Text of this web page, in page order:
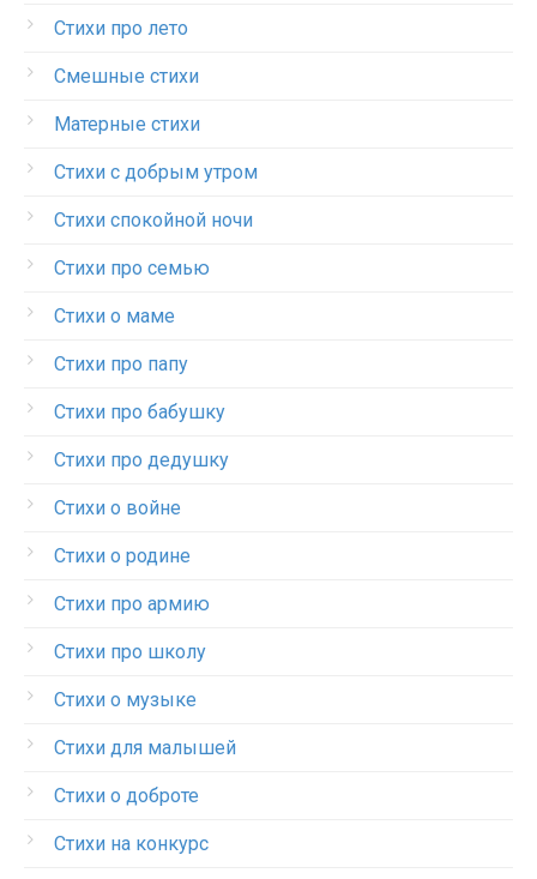
Стихи про лето
Смешные стихи
Матерные стихи
Стихи с добрым утром
Стихи спокойной ночи
Стихи про семью
Стихи о маме
Стихи про папу
Стихи про бабушку
Стихи про дедушку
Стихи о войне
Стихи о родине
Стихи про армию
Стихи про школу
Стихи о музыке
Стихи для малышей
Стихи о доброте
Стихи на конкурс